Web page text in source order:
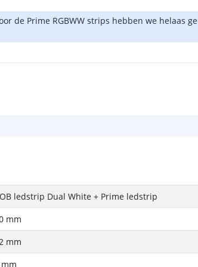
de Prime RGBWW strips hebben we helaas
ledstrip Dual White + Prime ledstrip
mm
mm